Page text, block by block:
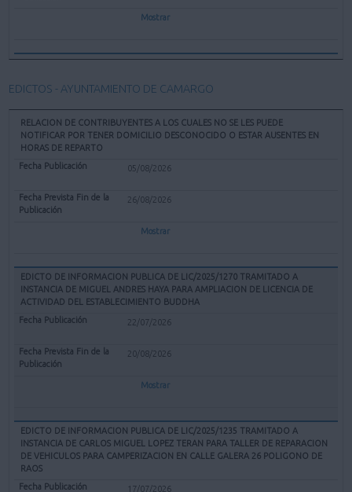
Mostrar
EDICTOS - AYUNTAMIENTO DE CAMARGO
RELACION DE CONTRIBUYENTES A LOS CUALES NO SE LES PUEDE
NOTIFICAR POR TENER DOMICILIO DESCONOCIDO O ESTAR AUSENTES EN
HORAS DE REPARTO
05/08/2026
26/08/2026
Mostrar
EDICTO DE INFORMACION PUBLICA DE LIC/2025/1270 TRAMITADO A
INSTANCIA DE MIGUEL ANDRES HAYA PARA AMPLIACION DE LICENCIA DE
ACTIVIDAD DEL ESTABLECIMIENTO BUDDHA
22/07/2026
20/08/2026
Mostrar
EDICTO DE INFORMACION PUBLICA DE LIC/2025/1235 TRAMITADO A
INSTANCIA DE CARLOS MIGUEL LOPEZ TERAN PARA TALLER DE REPARACION
DE VEHICULOS PARA CAMPERIZACION EN CALLE GALERA 26 POLIGONO DE
RAOS
17/07/2026